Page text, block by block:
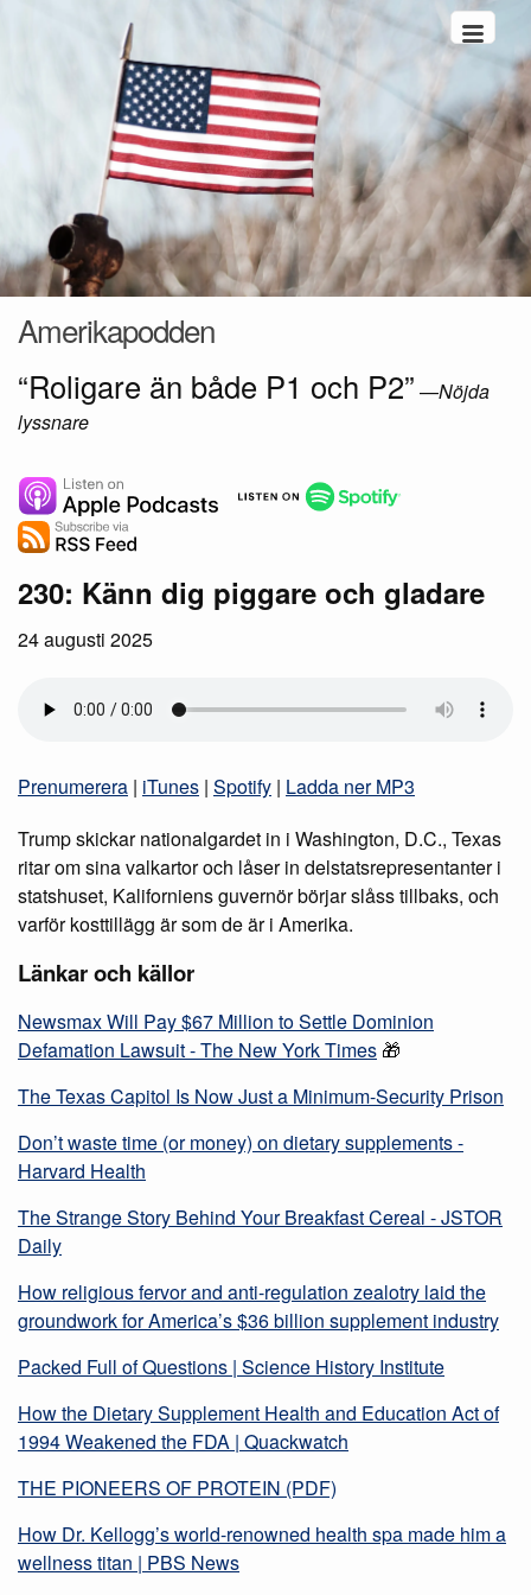
Amerikapodden
“Roligare än både P1 och P2” —Nöjda
lyssnare
230: Känn dig piggare och gladare
24 augusti 2025
Prenumerera | iTunes | Spotify | Ladda ner MP3
Trump skickar nationalgardet in i Washington, D.C., Texas
ritar om sina valkartor och låser in delstatsrepresentanter i
statshuset, Kaliforniens guvernör börjar slåss tillbaks, och
varför kosttillägg är som de är i Amerika.
Länkar och källor
Newsmax Will Pay $67 Million to Settle Dominion
Defamation Lawsuit - The New York Times 🎁
The Texas Capitol Is Now Just a Minimum-Security Prison
Don’t waste time (or money) on dietary supplements -
Harvard Health
The Strange Story Behind Your Breakfast Cereal - JSTOR
Daily
How religious fervor and anti-regulation zealotry laid the
groundwork for America’s $36 billion supplement industry
Packed Full of Questions | Science History Institute
How the Dietary Supplement Health and Education Act of
1994 Weakened the FDA | Quackwatch
THE PIONEERS OF PROTEIN (PDF)
How Dr. Kellogg’s world-renowned health spa made him a
wellness titan | PBS News